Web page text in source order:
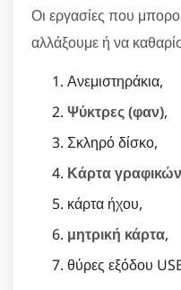
Οι εργασίες που
αλλάξουμε ή να
Ανεμιστηράκια,
Ψύκτρες (φαν),
Σκληρό δίσκο,
Κάρτα γραφικών
κάρτα ήχου,
μητρική κάρτα,
θύρες εξόδου